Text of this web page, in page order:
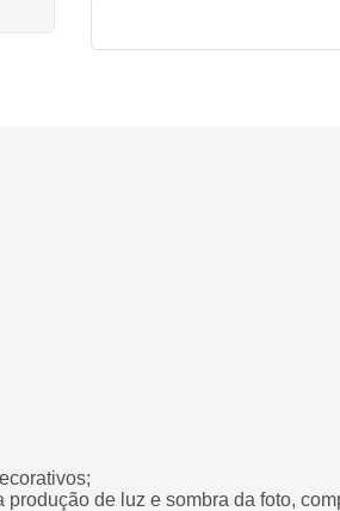
de luz e sombra da foto,